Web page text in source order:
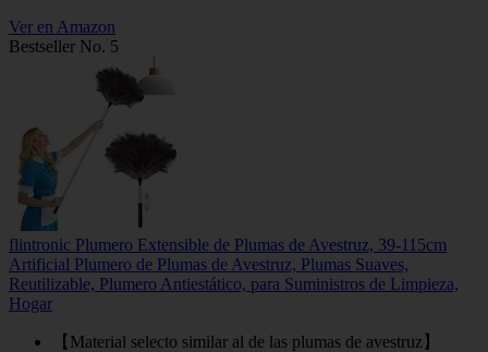
Ver en Amazon
Bestseller No. 5
flintronic Plumero Extensible de Plumas de Avestruz, 39-115cm
Artificial Plumero de Plumas de Avestruz, Plumas Suaves,
Reutilizable, Plumero Antiestático, para Suministros de Limpieza,
Hogar
【Material selecto similar al de las plumas de avestruz】